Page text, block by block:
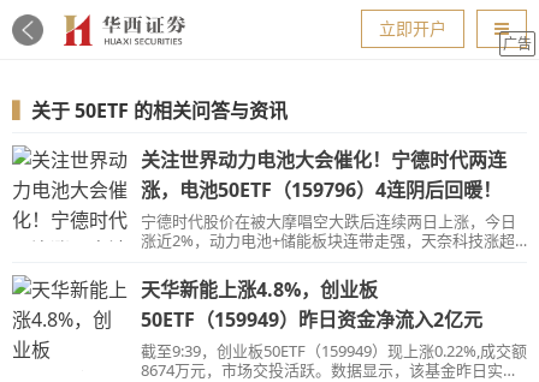
导航
立即开户
广告
关于50ETF 的相关问答与资讯
关注世界动力电池大会催化！宁德时代两连
涨，电池50ETF（159796）4连阴后回暖！
宁德时代股价在被大摩唱空大跌后连续两日上涨，今日
涨近2%，动力电池+储能板块连带走强，天奈科技涨超
天华新能上涨4.8%，创业板
50ETF（159949）昨日资金净流入2亿元
截至9:39，创业板50ETF（159949）现上涨0.22%,成交额
8674万元，市场交投活跃。数据显示，该基金昨日实现